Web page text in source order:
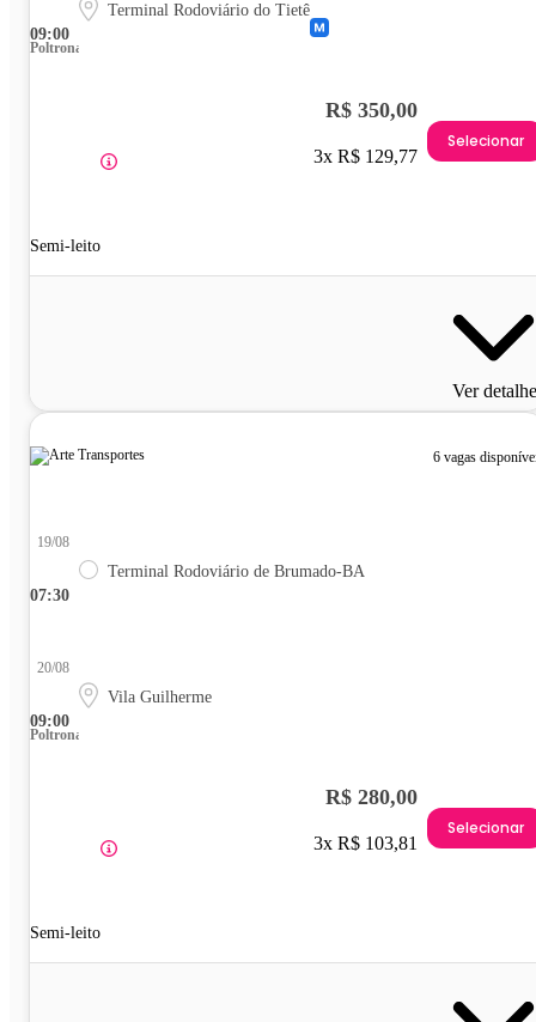
09:00
Terminal Rodoviário do Tietê
Poltrona
Semi-leito
R$ 350,00
3x R$ 129,77
Selecionar
Ver
6 vagas
07:30
19/08
Terminal Rodoviário de Brumado-BA
09:00
20/08
Vila Guilherme
Poltrona
Semi-leito
R$ 280,00
3x R$ 103,81
Selecionar